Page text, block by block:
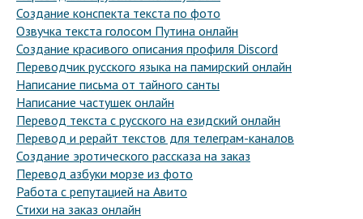
Создание конспекта текста по фото
Озвучка текста голосом Путина онлайн
Создание красивого описания профиля Discord
Переводчик русского языка на памирский онлайн
Написание письма от тайного санты
Написание частушек онлайн
Перевод текста с русского на езидский онлайн
Перевод и рерайт текстов для телеграм-каналов
Создание эротического рассказа на заказ
Перевод азбуки морзе из фото
Работа с репутацией на Авито
Стихи на заказ онлайн